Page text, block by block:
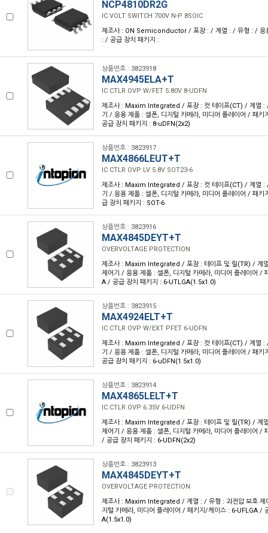
NCP4810DR2G
IC VOLT SWITCH 700V N-P 8SOIC
제조사 : ON Semiconductor / 포장 : / 계열 : / 유형 : / 응
: / 공급 장치 패키지 :
상품번호 : 3823918
MAX4945ELA+T
IC CTLR OVP W/FET 5.80V 8-UDFN
제조사 : Maxim Integrated / 포장 : 컷 테이프(CT) / 계열 :
기 / 응용 제품 : 셀폰, 디지털 카메라, 미디어 플레이어 / 패
공급 장치 패키지 : 8-uDFN(2x2)
상품번호 : 3823917
MAX4866LEUT+T
IC CTLR OVP LV 5.8V SOT23-6
제조사 : Maxim Integrated / 포장 : 컷 테이프(CT) / 계열 :
기 / 응용 제품 : 셀폰, 디지털 카메라, 미디어 플레이어 / 패
급 장치 패키지 : SOT-6
상품번호 : 3823916
MAX4845DEYT+T
OVERVOLTAGE PROTECTION
제조사 : Maxim Integrated / 포장 : 테이프 및 릴(TR) / 계
제어기 / 응용 제품 : 셀폰, 디지털 카메라, 미디어 플레이어 /
A / 공급 장치 패키지 : 6-UTLGA(1.5x1.0)
상품번호 : 3823915
MAX4924ELT+T
IC CTLR OVP W/EXT PFET 6-UDFN
제조사 : Maxim Integrated / 포장 : 컷 테이프(CT) / 계열 :
기 / 응용 제품 : 셀폰, 디지털 카메라, 미디어 플레이어 / 패
공급 장치 패키지 : 6-uDFN(1.5x1.0)
상품번호 : 3823914
MAX4865LELT+T
IC CTLR OVP 6.35V 6-UDFN
제조사 : Maxim Integrated / 포장 : 테이프 및 릴(TR) / 계
제어기 / 응용 제품 : 셀폰, 디지털 카메라, 미디어 플레이어 /
/ 공급 장치 패키지 : 6-UDFN(2x2)
상품번호 : 3823913
MAX4845DEYT+T
OVERVOLTAGE PROTECTION
제조사 : Maxim Integrated / 계열 : / 유형 : 과전압 보호 제
지털 카메라, 미디어 플레이어 / 패키지/케이스 : 6-UFLGA /
A(1.5x1.0)